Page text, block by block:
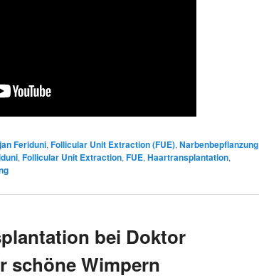
Feriduni, Follicular Unit Extraction (FUE), Narbenbepflanzung
, Follicular Unit Extraction, FUE, Haartransplantation,
bei Doktor
schöne Wimpern